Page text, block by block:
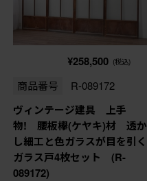
¥258,500 (税込)
商品番号 R-089172
ヴィンテージ建具 上手
物! 腰板欅(ケヤキ)材 透か
し細工と色ガラスが目を引く
ガラス戸4枚セット (R-
089172)